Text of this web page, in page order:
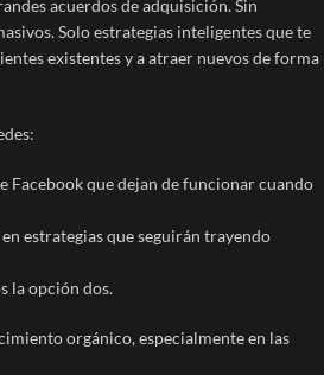
acuerdos de adquisición. Sin
Solo estrategias inteligentes que te
existentes y a atraer nuevos de forma
Facebook que dejan de funcionar cuando
estrategias que seguirán trayendo
la opción dos.
orgánico, especialmente en las